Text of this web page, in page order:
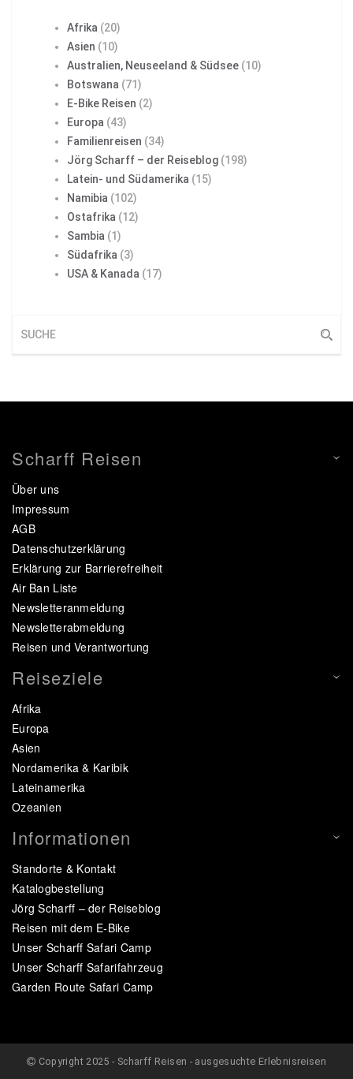
Afrika (20)
Asien (10)
Australien, Neuseeland & Südsee (10)
Botswana (71)
E-Bike Reisen (2)
Europa (43)
Familienreisen (34)
Jörg Scharff – der Reiseblog (198)
Latein- und Südamerika (15)
Namibia (102)
Ostafrika (12)
Sambia (1)
Südafrika (3)
USA & Kanada (17)
Scharff Reisen
Über uns
Impressum
AGB
Datenschutzerklärung
Erklärung zur Barrierefreiheit
Air Ban Liste
Newsletteranmeldung
Newsletterabmeldung
Reisen und Verantwortung
Reiseziele
Afrika
Europa
Asien
Nordamerika & Karibik
Lateinamerika
Ozeanien
Informationen
Standorte & Kontakt
Katalogbestellung
Jörg Scharff – der Reiseblog
Reisen mit dem E-Bike
Unser Scharff Safari Camp
Unser Scharff Safarifahrzeug
Garden Route Safari Camp
Copyright 2025 - Scharff Reisen - ausgesuchte Erlebnisreisen